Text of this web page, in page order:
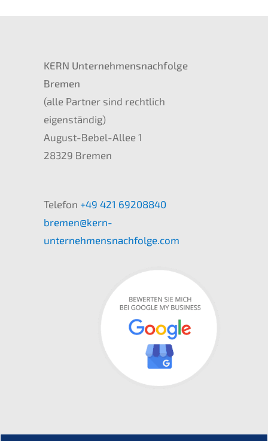
KERN Unternehmensnachfolge
Bremen
(alle Partner sind rechtlich
eigenständig)
August-Bebel-Allee 1
28329 Bremen
Telefon +49 421 69208840
bremen@kern-
unternehmensnachfolge.com